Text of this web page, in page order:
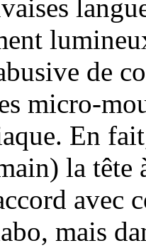
de
micro-
En
la tête
avec
mais